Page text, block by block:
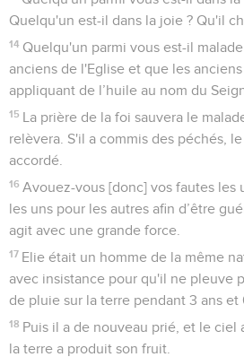
Quelqu'un est-il dans la joie ? Qu'il
14 Quelqu'un parmi vous est-il
anciens de l'Eglise et que les
appliquant de l’huile au nom du
15 La prière de la foi sauvera le
relèvera. S'il a commis des péchés,
accordé.
16 Avouez-vous [donc] vos fautes les
les uns pour les autres afin d’être
agit avec une grande force.
17 Elie était un homme de la même
avec insistance pour qu'il ne pleuve
de pluie sur la terre pendant 3 ans et
18 Puis il a de nouveau prié, et le ciel
la terre a produit son fruit.